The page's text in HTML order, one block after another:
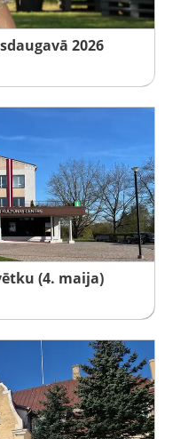
2026
(4. maija)